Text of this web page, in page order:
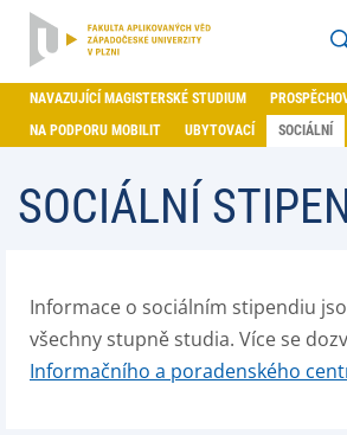
NAVAZUJÍCÍ MAGISTERSKÉ STUDIUM
NA PODPORU MOBILIT
UBYTOVACÍ SOCIÁLNÍ
SOCIÁLNÍ
Informace o sociálním stipendiu
všechny stupně studia. Více se
Informačního a poradenského